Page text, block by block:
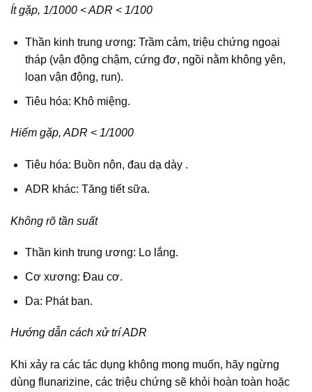
Ít gặp, 1/1000 < ADR < 1/100
Thần kinh trung ương: Trầm cảm, triệu chứng ngoại
tháp (vận động chậm, cứng đơ, ngồi nằm không yên,
loạn vận động, run).
Tiêu hóa: Khô miệng.
Hiếm gặp, ADR < 1/1000
Tiêu hóa: Buồn nôn, đau dạ dày .
ADR khác: Tăng tiết sữa.
Không rõ tần suất
Thần kinh trung ương: Lo lắng.
Cơ xương: Đau cơ.
Da: Phát ban.
Hướng dẫn cách xử trí ADR
Khi xảy ra các tác dụng không mong muốn, hãy ngừng
dùng flunarizine, các triệu chứng sẽ khỏi hoàn toàn hoặc